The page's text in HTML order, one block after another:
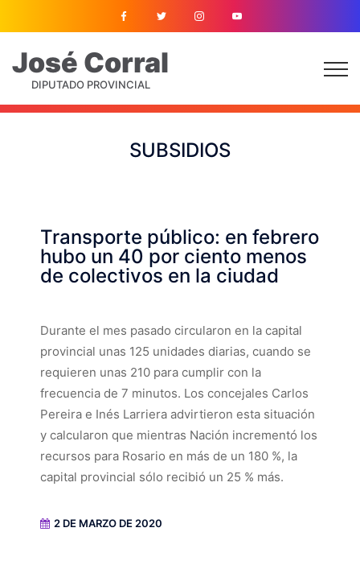
José Corral
DIPUTADO PROVINCIAL
SUBSIDIOS
Transporte público: en febrero
hubo un 40 por ciento menos
de colectivos en la ciudad
Durante el mes pasado circularon en la capital
provincial unas 125 unidades diarias, cuando se
requieren unas 210 para cumplir con la
frecuencia de 7 minutos. Los concejales Carlos
Pereira e Inés Larriera advirtieron esta situación
y calcularon que mientras Nación incrementó los
recursos para Rosario en más de un 180 %, la
capital provincial sólo recibió un 25 % más.
2 DE MARZO DE 2020